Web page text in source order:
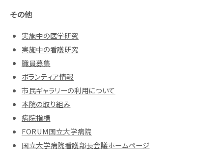
その他
実施中の医学研究
実施中の看護研究
職員募集
ボランティア情報
市民ギャラリーの利用について
本院の取り組み
病院指標
FORUM国立大学病院
国立大学病院看護部長会議ホームページ